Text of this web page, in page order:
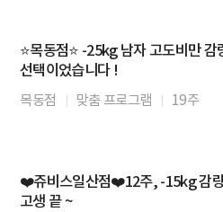
⭐목동점⭐ -25kg 남자 고도비만 감
선택이었습니다 !
목동점 맞춤 프로그램 19주
❤️쥬비스일산점❤️12주, -15kg 감
고생 끝 ~